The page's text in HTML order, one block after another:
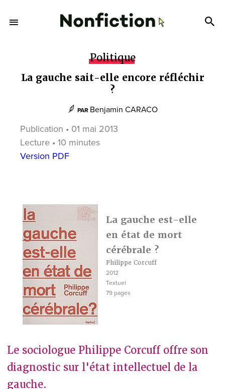
Politique
La gauche sait-elle encore réfléchir
?
PAR Benjamin CARACO
Publication • 01 mai 2013
Lecture • 10 minutes
Version PDF
La gauche est-elle
en état de mort
cérébrale ?
Philippe Corcuff
2012
Textuel
79 pages
Le sociologue Philippe Corcuff offre son
diagnostic sur l'état intellectuel de la
gauche.